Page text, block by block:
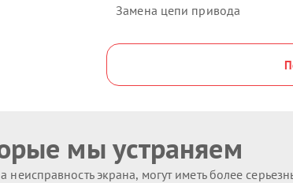
Замена цепи привода
мы устраняем
экрана, могут иметь более